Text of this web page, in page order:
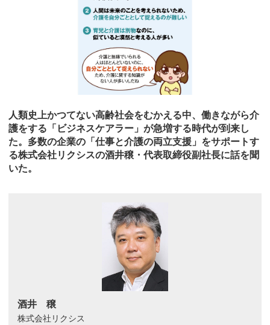
人類史上かつてない高齢社会をむかえる中、働きながら介
護をする「ビジネスケアラー」が急増する時代が到来し
た。多数の企業の「仕事と介護の両立支援」をサポートす
る株式会社リクシスの酒井穣・代表取締役副社長に話を聞
いた。
酒井 穣
株式会社リクシス